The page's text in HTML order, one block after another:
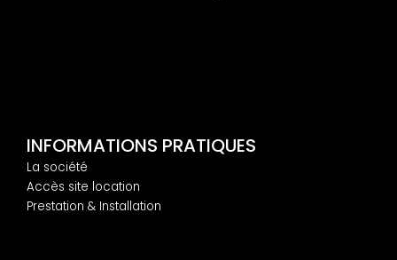
INFORMATIONS PRATIQUES
La société
Accès site location
Prestation & Installation